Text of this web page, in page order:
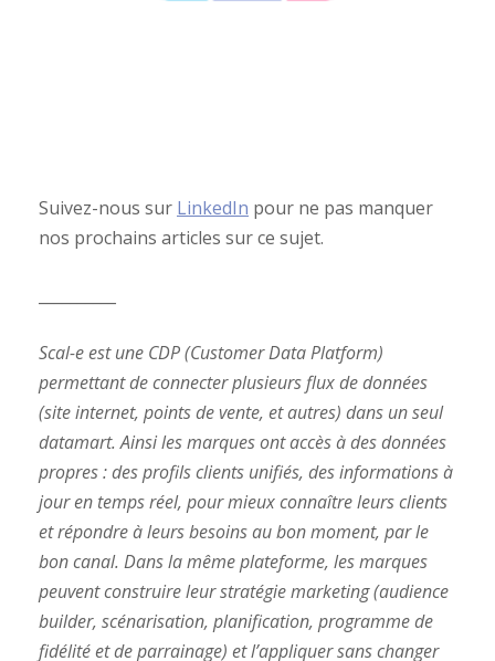
Suivez-nous sur LinkedIn pour ne pas manquer
nos prochains articles sur ce sujet.
Scal-e est une CDP (Customer Data Platform)
permettant de connecter plusieurs flux de données
(site internet, points de vente, et autres) dans un seul
datamart. Ainsi les marques ont accès à des données
propres : des profils clients unifiés, des informations à
jour en temps réel, pour mieux connaître leurs clients
et répondre à leurs besoins au bon moment, par le
bon canal. Dans la même plateforme, les marques
peuvent construire leur stratégie marketing (audience
builder, scénarisation, planification, programme de
fidélité et de parrainage) et l’appliquer sans changer